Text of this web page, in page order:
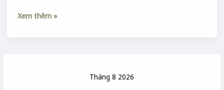
Tháng 8 2026
Xem thêm »